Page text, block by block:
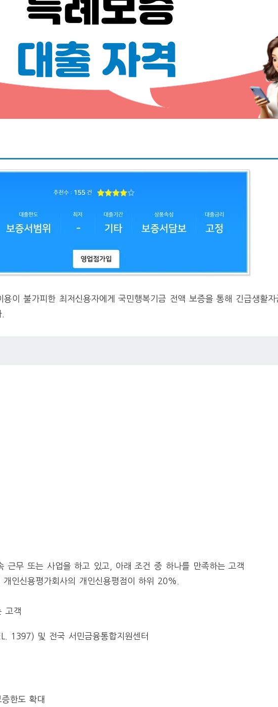
이 불가피한 최저신용자에게 국민행복기금 전액 보증을 통해 긴급생활자
근무 또는 사업을 하고 있고, 아래 조건 중 하나를 만족하는 고객
인신용평가회사의 개인신용평점이 하위 20%.
고객
1397) 및 전국 서민금융통합지원센터
한도 확대